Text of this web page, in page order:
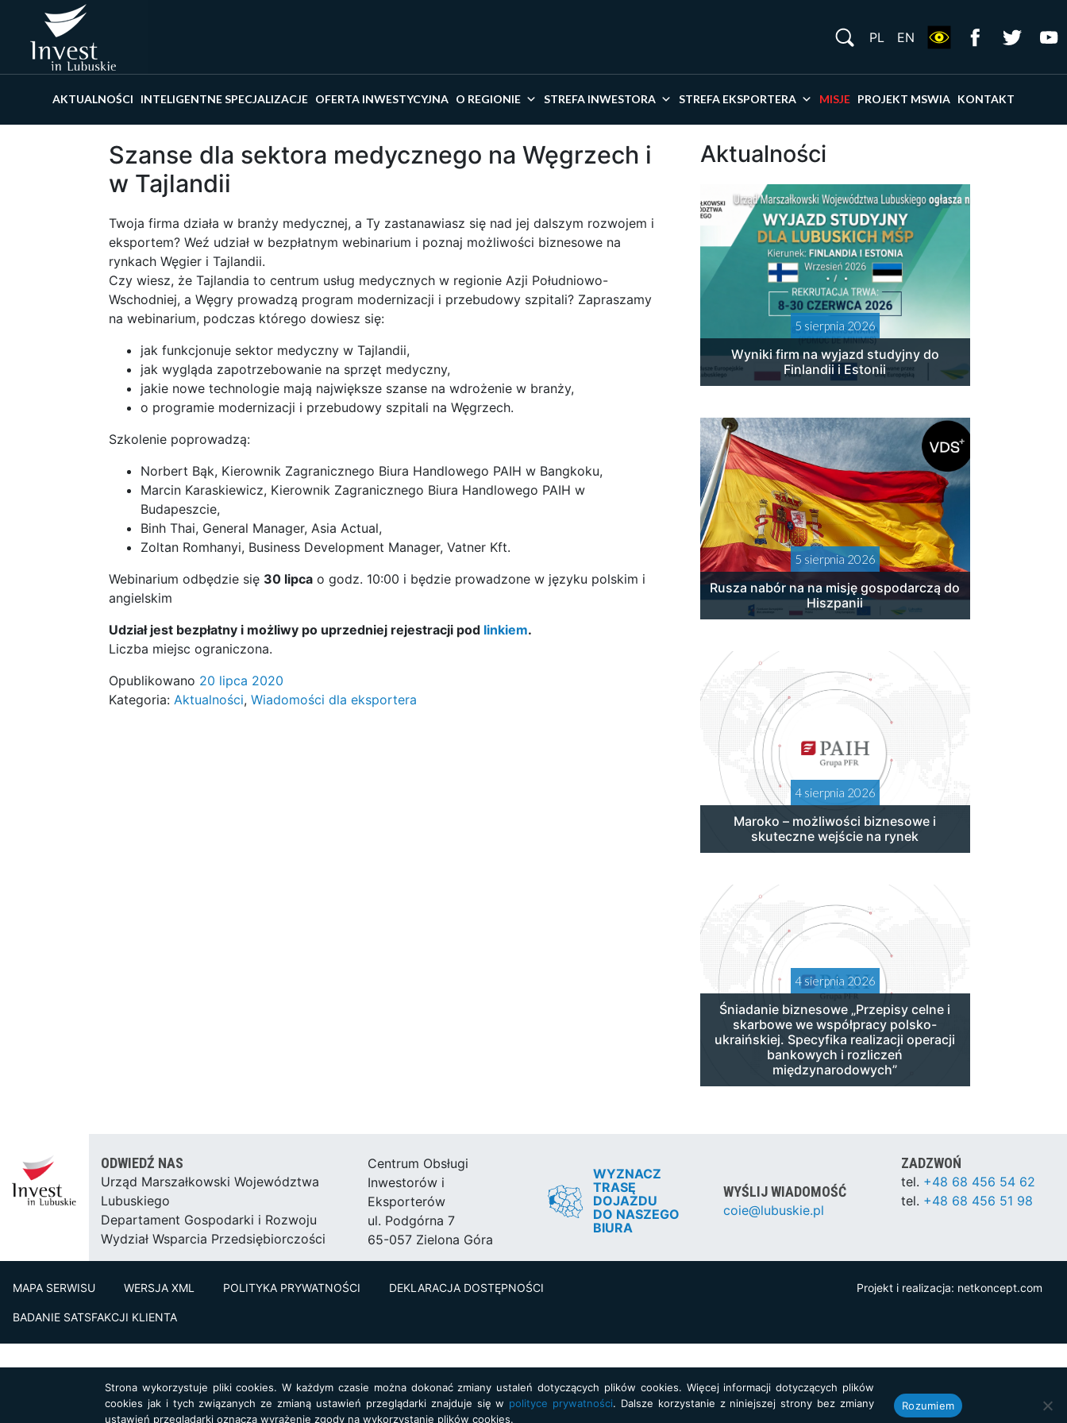
AKTUALNOŚCI INTELIGENTNE SPECJALIZACJE OFERTA INWESTYCYJNA O REGIONIE STREFA INWESTORA STREFA EKSPORTERA MISJE PROJEKT MSWIA KONTAKT
PL EN
Szanse dla sektora medycznego na Węgrzech i
w Tajlandii
Twoja firma działa w branży medycznej, a Ty zastanawiasz się nad jej dalszym rozwojem i
eksportem? Weź udział w bezpłatnym webinarium i poznaj możliwości biznesowe na
rynkach Węgier i Tajlandii.
Czy wiesz, że Tajlandia to centrum usług medycznych w regionie Azji Południowo-
Wschodniej, a Węgry prowadzą program modernizacji i przebudowy szpitali? Zapraszamy
na webinarium, podczas którego dowiesz się:
jak funkcjonuje sektor medyczny w Tajlandii,
jak wygląda zapotrzebowanie na sprzęt medyczny,
jakie nowe technologie mają największe szanse na wdrożenie w branży,
o programie modernizacji i przebudowy szpitali na Węgrzech.
Szkolenie poprowadzą:
Norbert Bąk, Kierownik Zagranicznego Biura Handlowego PAIH w Bangkoku,
Marcin Karaskiewicz, Kierownik Zagranicznego Biura Handlowego PAIH w
Budapeszcie,
Binh Thai, General Manager, Asia Actual,
Zoltan Romhanyi, Business Development Manager, Vatner Kft.
Webinarium odbędzie się 30 lipca o godz. 10:00 i będzie prowadzone w języku polskim i
angielskim
Udział jest bezpłatny i możliwy po uprzedniej rejestracji pod linkiem.
Liczba miejsc ograniczona.
Opublikowano 20 lipca 2020
Kategoria: Aktualności, Wiadomości dla eksportera
Aktualności
5 sierpnia 2026
Wyniki firm na wyjazd studyjny do
Finlandii i Estonii
5 sierpnia 2026
Rusza nabór na na misję gospodarczą do
Hiszpanii
4 sierpnia 2026
Maroko – możliwości biznesowe i
skuteczne wejście na rynek
4 sierpnia 2026
Śniadanie biznesowe „Przepisy celne i
skarbowe we współpracy polsko-
ukraińskiej. Specyfika realizacji operacji
bankowych i rozliczeń
międzynarodowych”
ODWIEDŹ NAS
Urząd Marszałkowski Województwa
Lubuskiego
Departament Gospodarki i Rozwoju
Wydział Wsparcia Przedsiębiorczości
Centrum Obsługi
Inwestorów i
Eksporterów
ul. Podgórna 7
65-057 Zielona Góra
WYZNACZ
TRASĘ
DOJAZDU
DO NASZEGO
BIURA
WYŚLIJ WIADOMOŚĆ
coie@lubuskie.pl
ZADZWOŃ
tel. +48 68 456 54 62
tel. +48 68 456 51 98
MAPA SERWISU WERSJA XML POLITYKA PRYWATNOŚCI DEKLARACJA DOSTĘPNOŚCI
BADANIE SATSFAKCJI KLIENTA
Projekt i realizacja: netkoncept.com
Strona wykorzystuje pliki cookies. W każdym czasie można dokonać zmiany ustaleń dotyczących plików cookies. Więcej informacji dotyczących plików
cookies jak i tych związanych ze zmianą ustawień przeglądarki znajduje się w polityce prywatności. Dalsze korzystanie z niniejszej strony bez zmiany
ustawień przeglądarki oznacza wyrażenie zgody na wykorzystanie plików cookies.
Rozumiem